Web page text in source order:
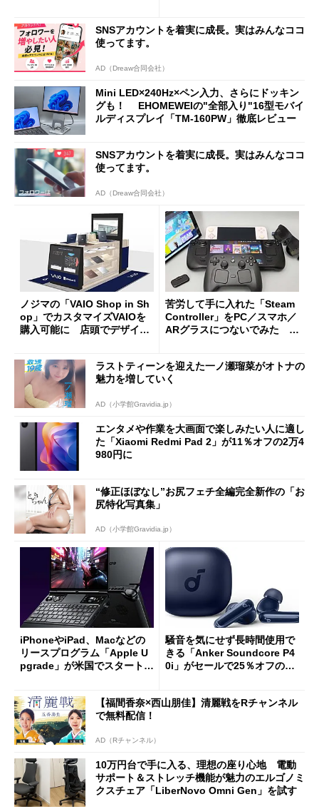
SNSアカウントを着実に成長。実はみんなココ
使ってます。
AD（Dreaw合同会社）
Mini LED×240Hz×ペン入力、さらにドッキン
グも！ EHOMEWEIの"全部入り"16型モバイ
ルディスプレイ「TM-160PW」徹底レビュー
SNSアカウントを着実に成長。実はみんなココ
使ってます。
AD（Dreaw合同会社）
ノジマの「VAIO Shop in Sh
op」でカスタマイズVAIOを
購入可能に 店頭でデザイン
苦労して手に入れた「Steam
Controller」をPC／スマホ／
ARグラスにつないでみた ゲ
ラストティーンを迎えた一ノ瀬瑠菜がオトナの
魅力を増していく
AD（小学館Gravidia.jp）
エンタメや作業を大画面で楽しみたい人に適し
た「Xiaomi Redmi Pad 2」が11％オフの2万4
980円に
“修正ほぼなし”お尻フェチ全編完全新作の「お
尻特化写真集」
AD（小学館Gravidia.jp）
iPhoneやiPad、Macなどの
リースプログラム「Apple U
pgrade」が米国でスタート／
ut」が明...
騒音を気にせず長時間使用で
きる「Anker Soundcore P4
0i」がセールで25％オフの59
【福間香奈×西山朋佳】清麗戦をRチャンネル
で無料配信！
AD（Rチャンネル）
10万円台で手に入る、理想の座り心地 電動
サポート＆ストレッチ機能が魅力のエルゴノミ
クスチェア「LiberNovo Omni Gen」を試す